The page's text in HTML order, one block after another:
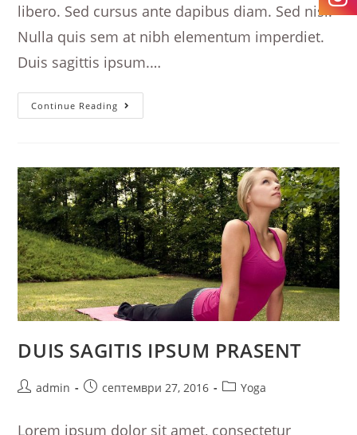
libero. Sed cursus ante dapibus diam. Sed nisi.
Nulla quis sem at nibh elementum imperdiet.
Duis sagittis ipsum.…
Continue Reading Neque
Adipiscing
DUIS SAGITIS IPSUM PRASENT
Postadmin
Postсептември 27, 2016
PostYoga
Lorem ipsum dolor sit amet, consectetur